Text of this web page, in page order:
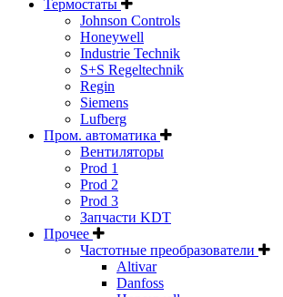
Термостаты
Johnson Controls
Honeywell
Industrie Technik
S+S Regeltechnik
Regin
Siemens
Lufberg
Пром. автоматика
Вентиляторы
Prod 1
Prod 2
Prod 3
Запчасти KDT
Прочее
Частотные преобразователи
Altivar
Danfoss